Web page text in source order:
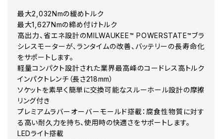
最大2,032Nmの緩めトルク
最大1,627Nmの締め付けトルク
高出力、省エネ設計のMILWAUKEE™ POWERSTATE™ブラ
シレスモーターが、ランタイムの改善、バッテリーの長寿命化
をサポートします。
軽量コンパクト設計された業界最高峰のコードレス高トルク
インパクトレンチ（長さ218mm）
ソケットを素早く簡単に交換可能なスルーホール設計の摩擦
リング付き
プレミアムラバーオーバーモールド搭載：腐食性物質に対す
る高い耐久力を持ち、使用時の快適さをサポートします。
LEDライト搭載